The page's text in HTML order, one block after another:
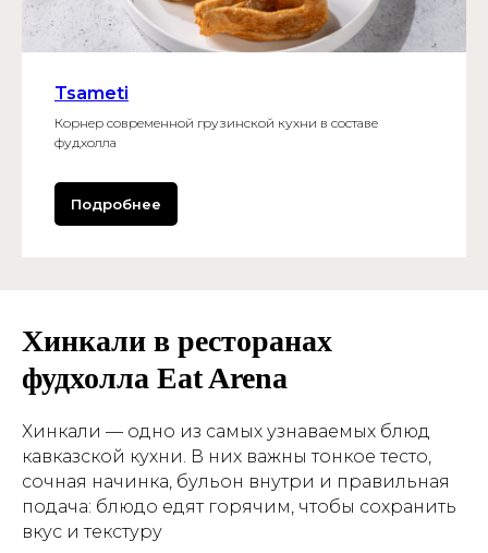
Tsameti
Корнер современной грузинской кухни в составе
фудхолла
Подробнее
Хинкали в ресторанах
фудхолла Eat Arena
Хинкали — одно из самых узнаваемых блюд
кавказской кухни. В них важны тонкое тесто,
сочная начинка, бульон внутри и правильная
подача: блюдо едят горячим, чтобы сохранить
вкус и текстуру